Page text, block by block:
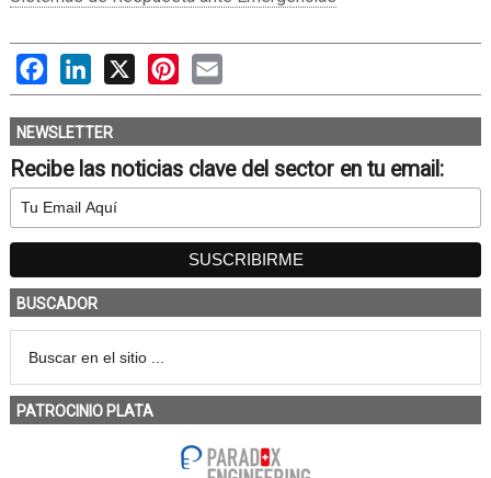
FacebookLinkedIn
X PinterestEmail
NEWSLETTER
Recibe las noticias clave del sector en tu email:
BUSCADOR
PATROCINIO PLATA